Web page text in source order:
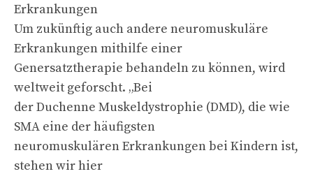
Erkrankungen
Um zukünftig auch andere neuromuskuläre
Erkrankungen mithilfe einer
Genersatztherapie behandeln zu können, wird
weltweit geforscht. „Bei
der Duchenne Muskeldystrophie (DMD), die wie
SMA eine der häufigsten
neuromuskulären Erkrankungen bei Kindern ist,
stehen wir hier